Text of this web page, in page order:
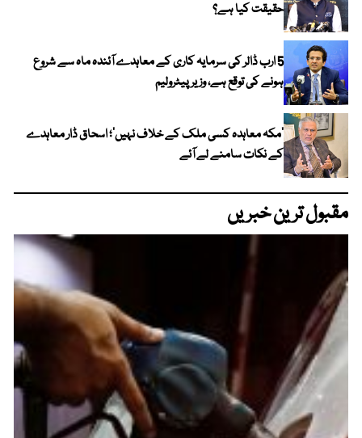
حقیقت کیا ہے؟
5 ارب ڈالر کی سرمایہ کاری کے معاہدے آئندہ ماہ سے شروع
ہونے کی توقع ہے، وزیر پیٹرولیم
‘مکہ معاہدہ کسی ملک کے خلاف نہیں’؛ اسحاق ڈار معاہدے
کے نکات سامنے لے آئے
مقبول ترین خبریں